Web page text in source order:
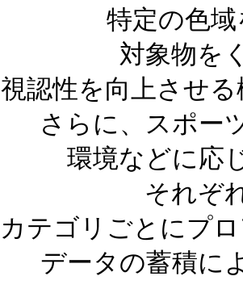
特定の色
対象物を
視認性を向上させ
さらに、スポー
環境などに応
それぞ
カテゴリごとにプ
データの蓄積に